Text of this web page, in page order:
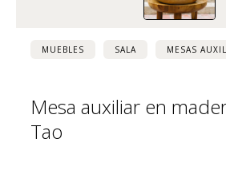
MUEBLES SALA MESAS
Mesa auxiliar en
Tao